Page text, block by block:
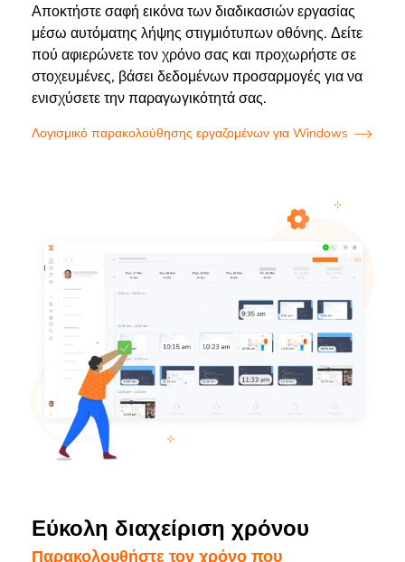
Αποκτήστε σαφή εικόνα των διαδικασιών εργασίας
μέσω αυτόματης λήψης στιγμιότυπων οθόνης. Δείτε
πού αφιερώνετε τον χρόνο σας και προχωρήστε σε
στοχευμένες, βάσει δεδομένων προσαρμογές για να
ενισχύσετε την παραγωγικότητά σας.
Λογισμικό παρακολούθησης εργαζομένων για Windows
Εύκολη διαχείριση χρόνου
Παρακολουθήστε τον χρόνο που